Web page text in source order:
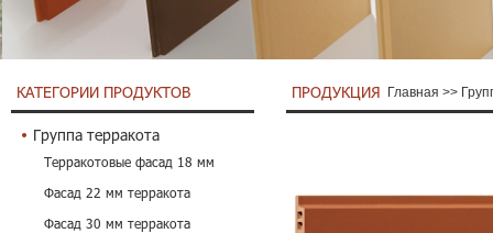
КАТЕГОРИИ ПРОДУКТОВ
Группа терракота
Терракотовые фасад 18 мм
Фасад 22 мм терракота
Фасад 30 мм терракота
ПРОДУКЦИЯ Главная >>